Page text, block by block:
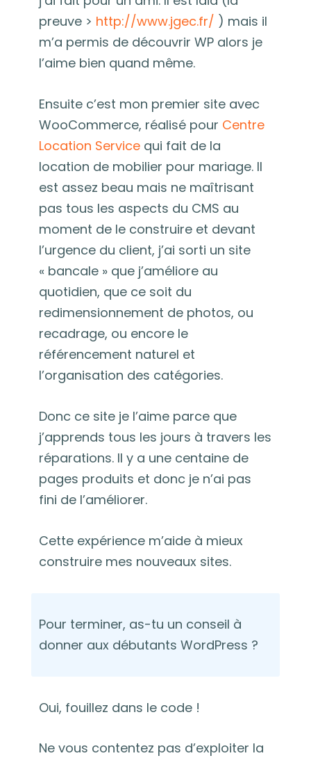
preuve > http://www.jgec.fr/ ) mais il
m’a permis de découvrir WP alors je
l’aime bien quand même.
Ensuite c’est mon premier site avec
WooCommerce, réalisé pour Centre
Location Servicequi fait de la
location de mobilier pour mariage. Il
est assez beau mais ne maîtrisant
pas tous les aspects du CMS au
moment de le construire et devant
l’urgence du client, j’ai sorti un site
« bancale » que j’améliore au
quotidien, que ce soit du
redimensionnement de photos, ou
recadrage, ou encore le
référencement naturel et
l’organisation des catégories.
Donc ce site je l’aime parce que
j’apprends tous les jours à travers les
réparations. Il y a une centaine de
pages produits et donc je n’ai pas
fini de l’améliorer.
Cette expérience m’aide à mieux
construire mes nouveaux sites.
Pour terminer, as-tu un conseil à
donner aux débutants WordPress ?
Oui, fouillez dans le code !
Ne vous contentez pas d’exploiter la